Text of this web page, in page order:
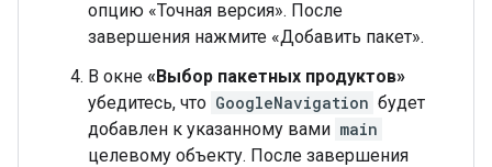
опцию «Точная версия». После
завершения нажмите «Добавить пакет».
В окне «Выбор пакетных продуктов»
убедитесь, что GoogleNavigation будет
добавлен к указанному вами main
целевому объекту. После завершения